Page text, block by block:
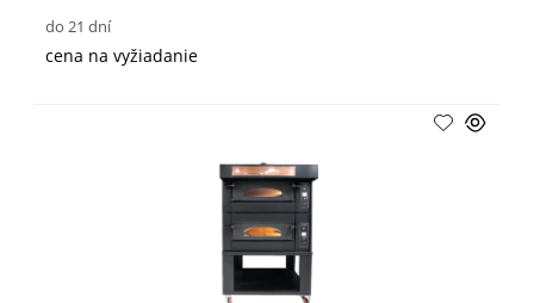
do 21 dní
cena na vyžiadanie